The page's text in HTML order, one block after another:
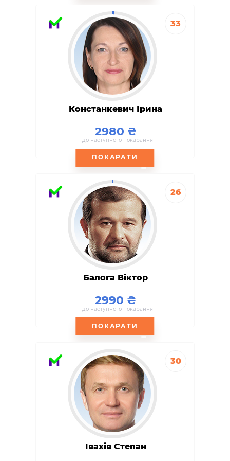
33
Констанкевич Ірина
2980
до наступного покарання
ПОКАРАТИ
26
Балога Віктор
2990
до наступного покарання
ПОКАРАТИ
30
Івахів Степан